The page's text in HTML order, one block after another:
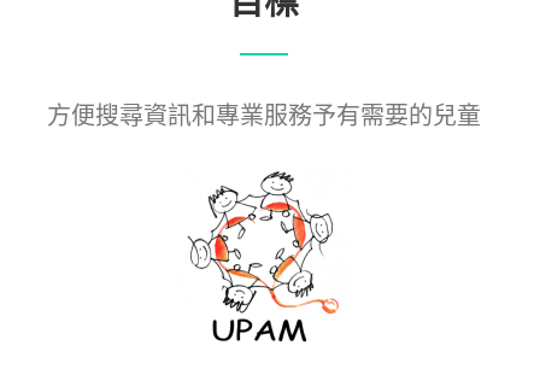
方便搜尋資訊和專業服務予有需要的兒童